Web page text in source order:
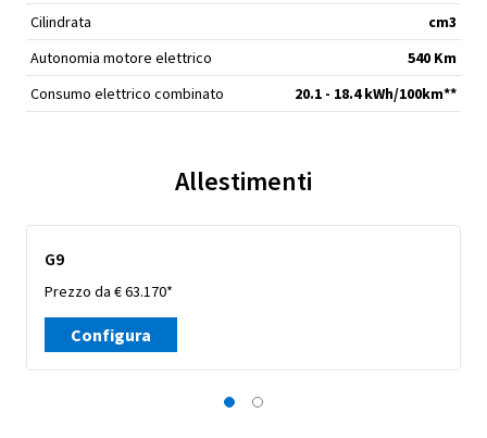
Cilindrata cm3
Autonomia motore elettrico
540 Km
Consumo elettrico combinato
20.1 - 18.4 kWh/100km**
Allestimenti
G9
Prezzo da € 63.170*
Configura